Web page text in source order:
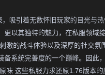
吸引着无数怀旧玩家的目光与
以其独特的魅力，在私服领域
激的战斗体验以及深厚的社交氛
系统完善度的一个巅峰。因此
味 这些私服力求还原1.76版本